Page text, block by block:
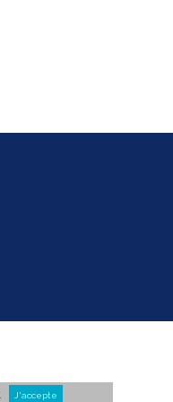
J'accepte